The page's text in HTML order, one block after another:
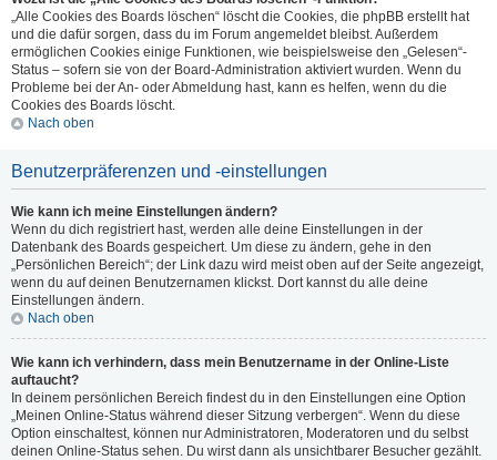
„Alle Cookies des Boards löschen“ löscht die Cookies, die phpBB erstellt hat
und die dafür sorgen, dass du im Forum angemeldet bleibst. Außerdem
ermöglichen Cookies einige Funktionen, wie beispielsweise den „Gelesen“-
Status – sofern sie von der Board-Administration aktiviert wurden. Wenn du
Probleme bei der An- oder Abmeldung hast, kann es helfen, wenn du die
Cookies des Boards löscht.
Nach oben
Benutzerpräferenzen und -einstellungen
Wie kann ich meine Einstellungen ändern?
Wenn du dich registriert hast, werden alle deine Einstellungen in der
Datenbank des Boards gespeichert. Um diese zu ändern, gehe in den
„Persönlichen Bereich“; der Link dazu wird meist oben auf der Seite angezeigt,
wenn du auf deinen Benutzernamen klickst. Dort kannst du alle deine
Einstellungen ändern.
Nach oben
Wie kann ich verhindern, dass mein Benutzername in der Online-Liste
auftaucht?
In deinem persönlichen Bereich findest du in den Einstellungen eine Option
„Meinen Online-Status während dieser Sitzung verbergen“. Wenn du diese
Option einschaltest, können nur Administratoren, Moderatoren und du selbst
deinen Online-Status sehen. Du wirst dann als unsichtbarer Besucher gezählt.